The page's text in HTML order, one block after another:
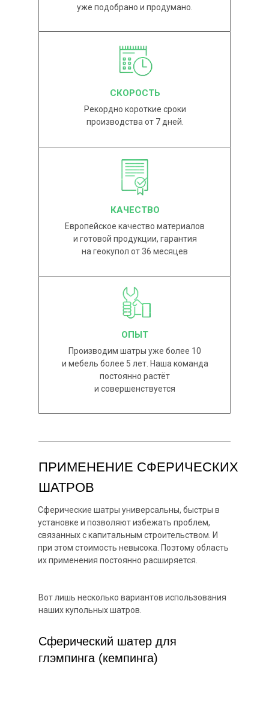
ОПЫТ
КАЧЕСТВО
СКОРОСТЬ
Производим шатры уже более 10
и мебель более 5 лет. Наша команда
постоянно растёт
и совершенствуется
Европейское качество материалов
и готовой продукции, гарантия
на геокупол от 36 месяцев
Рекордно короткие сроки
производства от 7 дней.
уже подобрано и продумано.
Вот лишь несколько вариантов использования
наших купольных шатров.
Сферические шатры универсальны, быстры в
установке и позволяют избежать проблем,
связанных с капитальным строительством. И
при этом стоимость невысока. Поэтому область
их применения постоянно расширяется.
ПРИМЕНЕНИЕ СФЕРИЧЕСКИХ
ШАТРОВ
Сферический шатер для
глэмпинга (кемпинга)